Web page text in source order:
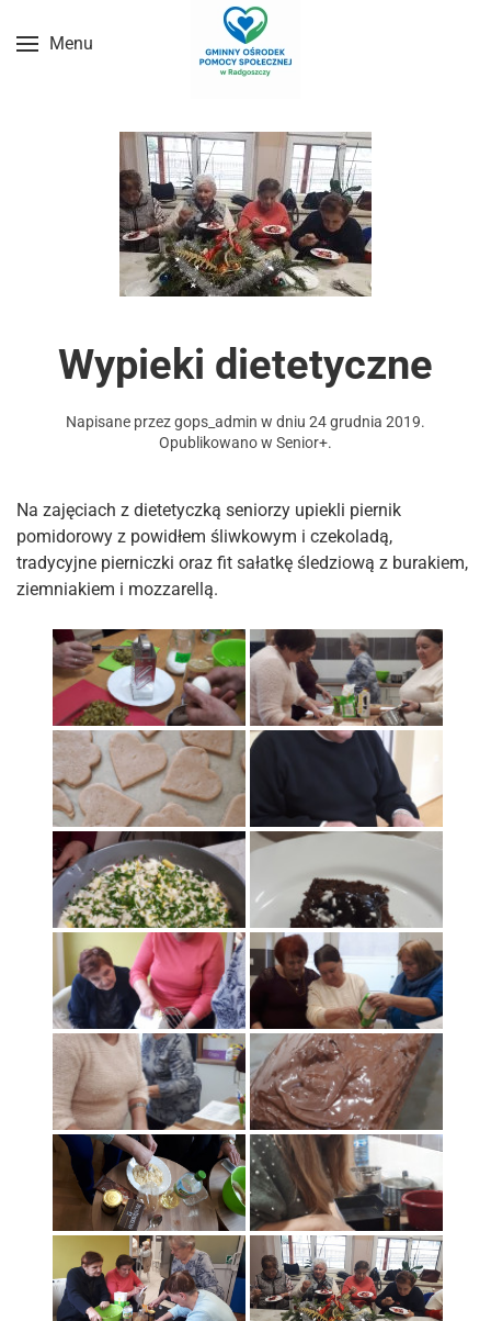
Przejdź do treści głównej
Menu
Wypieki dietetyczne
Napisane przezgops_admin w dniu 24 grudnia 2019.
Opublikowano w Senior+.
Na zajęciach z dietetyczką seniorzy upiekli piernik
pomidorowy z powidłem śliwkowym i czekoladą,
tradycyjne pierniczki oraz fit sałatkę śledziową z burakiem,
ziemniakiem i mozzarellą.